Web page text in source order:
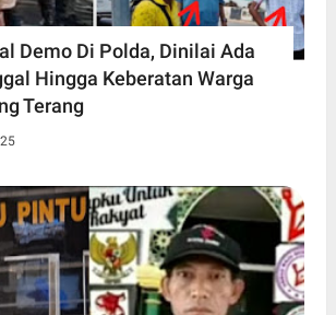
Demo Di Polda, Dinilai Ada
Hingga Keberatan Warga
Terang